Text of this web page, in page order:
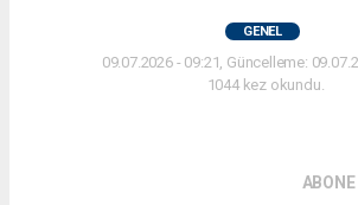
GENEL
09.07.2026 - 09:21, Güncelleme:
1044 kez okundu.
ABONE